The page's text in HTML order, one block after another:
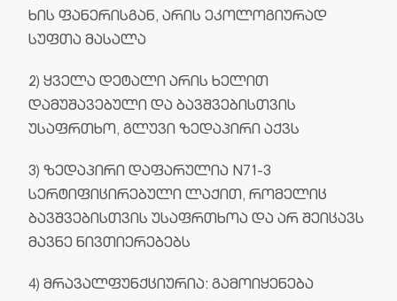
ხის ფანერისგან, არის ეკოლოგიურად
სუფთა მასალა
2) ყველა დეტალი არის ხელით
დამუშავებული და ბავშვებისთვის
უსაფრთხო, გლუვი ზედაპირი აქვს
3) ზედაპირი დაფარულია N71-3
სერტიფიცირებული ლაქით, რომელიც
ბავშვებისთვის უსაფრთხოა და არ შეიცავს
მავნე ნივთიერებებს
4) მრავალფუნქციურია: გამოიყენება